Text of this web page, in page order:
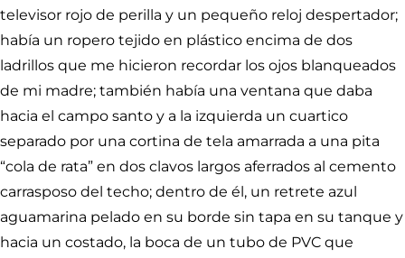
televisor rojo de perilla y un pequeño reloj despertador;
había un ropero tejido en plástico encima de dos
ladrillos que me hicieron recordar los ojos blanqueados
de mi madre; también había una ventana que daba
hacia el campo santo y a la izquierda un cuartico
separado por una cortina de tela amarrada a una pita
“cola de rata” en dos clavos largos aferrados al cemento
carrasposo del techo; dentro de él, un retrete azul
aguamarina pelado en su borde sin tapa en su tanque y
hacia un costado, la boca de un tubo de PVC que